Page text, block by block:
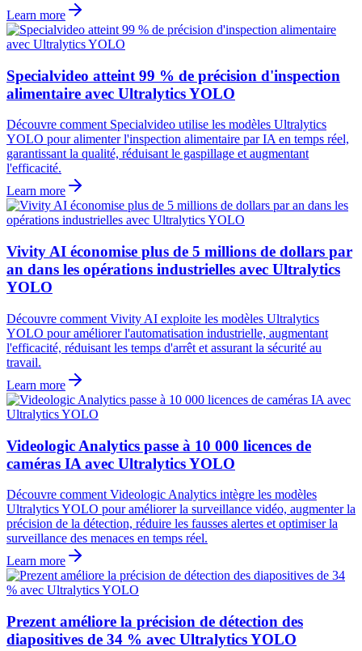
Learn more
Specialvideo atteint 99 % de précision d'inspection
alimentaire avec Ultralytics YOLO
Découvre comment Specialvideo utilise les modèles Ultralytics
YOLO pour alimenter l'inspection alimentaire par IA en temps réel,
garantissant la qualité, réduisant le gaspillage et augmentant
l'efficacité.
Learn more
Vivity AI économise plus de 5 millions de dollars par
an dans les opérations industrielles avec Ultralytics
YOLO
Découvre comment Vivity AI exploite les modèles Ultralytics
YOLO pour améliorer l'automatisation industrielle, augmentant
l'efficacité, réduisant les temps d'arrêt et assurant la sécurité au
travail.
Learn more
Videologic Analytics passe à 10 000 licences de
caméras IA avec Ultralytics YOLO
Découvre comment Videologic Analytics intègre les modèles
Ultralytics YOLO pour améliorer la surveillance vidéo, augmenter la
précision de la détection, réduire les fausses alertes et optimiser la
surveillance des menaces en temps réel.
Learn more
Prezent améliore la précision de détection des
diapositives de 34 % avec Ultralytics YOLO